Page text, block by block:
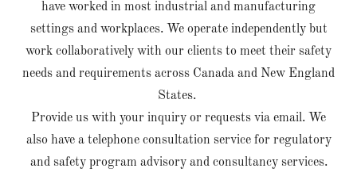
have worked in most industrial and manufacturing
settings and workplaces. We operate independently but
work collaboratively with our clients to meet their safety
needs and requirements across Canada and New England
States.
Provide us with your inquiry or requests via email. We
also have a telephone consultation service for regulatory
and safety program advisory and consultancy services.